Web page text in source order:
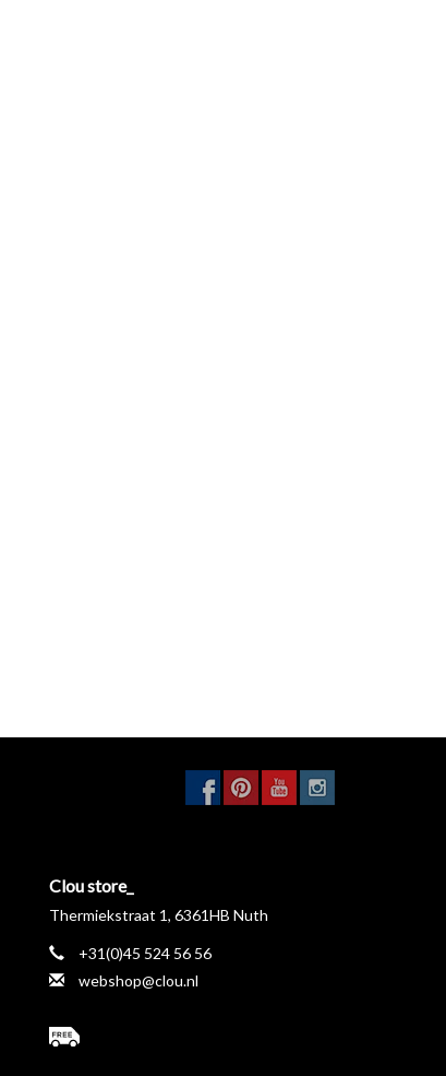
Clou store_
Thermiekstraat 1, 6361HB Nuth
+31(0)45 524 56 56
webshop@clou.nl